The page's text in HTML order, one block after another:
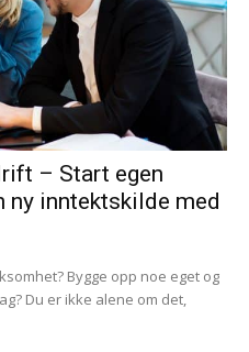
– Start egen
ny inntektskilde med
Bygge opp noe eget og
Du er ikke alene om det,